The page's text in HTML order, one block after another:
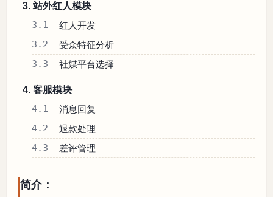
3. 站外红人模块
3.1 红人开发
3.2 受众特征分析
3.3 社媒平台选择
4. 客服模块
4.1 消息回复
4.2 退款处理
4.3 差评管理
简介：